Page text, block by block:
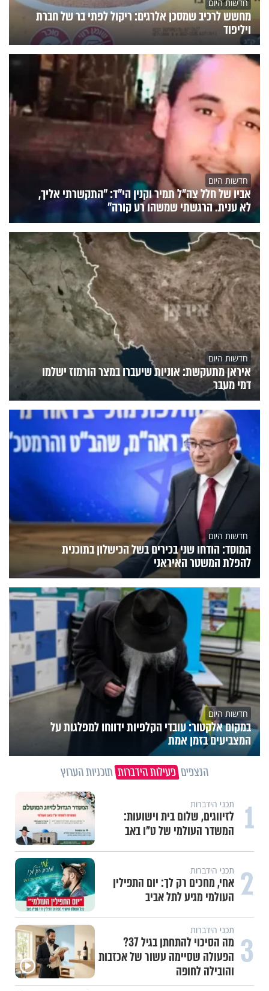
חדשות היום
מחשש לרכיב שמסכן אלרגים: ריקול לפתי בר של חברת
ויליפוד
חדשות היום
אביו של חלל צה"ל תמיר וקנין הי"ד: "התקשרתי אליך,
לא ענית. הרגשתי שמשהו רע קורה"
חדשות היום
איראן מתעקשת: אוניות שיעברו במצר הורמוז ישלמו
דמי מעבר
חדשות היום
המוסד: הודחו שני בכירים בשל הכישלון בתוכנית
להפלת המשטר האיראני
חדשות היום
במקום אלקטור: עובדי הקלפיות ידווחו למפלגות על
המצביעים בזמן אמת
הנצפים פעילות הידברות תוכניות הערוץ
1 תכני הידברות
לזיווגים, שלום בית וישועות:
המשדר העולמי של ט"ו באב
2 תכני הידברות
אחי, מחכים רק לך: יום התפילין
העולמי מגיע לתל אביב
3 תכני הידברות
מה הסיכוי להתחתן בגיל 37?
הפעולה שסיימה עשור של אכזבות
והובילה לחופה